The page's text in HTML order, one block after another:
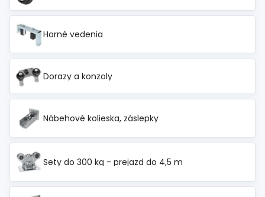
Horné vedenia
Dorazy a konzoly
Nábehové kolieska, záslepky
Sety do 300 kg - prejazd do 4,5 m